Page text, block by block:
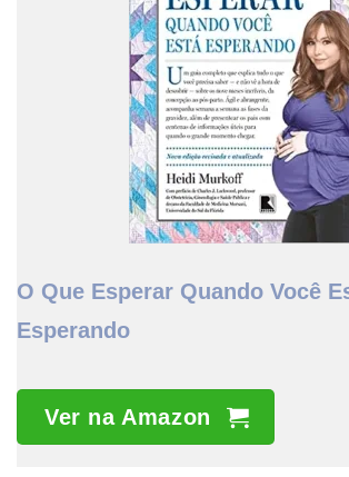
O Que Esperar Quando Você
Esperando
Ver na Amazon